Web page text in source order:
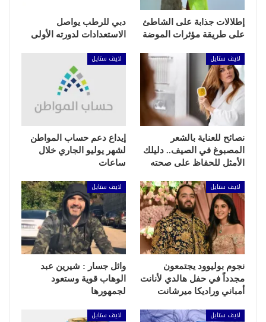
إطلالات جذابة على الشاطئ
على طريقة مؤثرات الموضة
دبي للرطب يواصل
الاستعدادات لدورته الأولى
لايف ستايل
نصائح للعناية بالشعر
المصبوغ في الصيف.. دليلك
الأمثل للحفاظ على صحته
لايف ستايل
إيداع دعم حساب المواطن
لشهر يوليو الجاري خلال
ساعات
لايف ستايل
نجوم بوليوود يجتمعون
مجدداً في حفل هالدي لأنانت
أمباني وراديكا ميرشانت
لايف ستايل
وائل جسار : شيرين عبد
الوهاب قوية وستعود
لجمهورها
لايف ستايل لايف ستايل